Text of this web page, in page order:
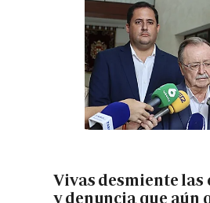
Vivas desmiente
y denuncia que aún